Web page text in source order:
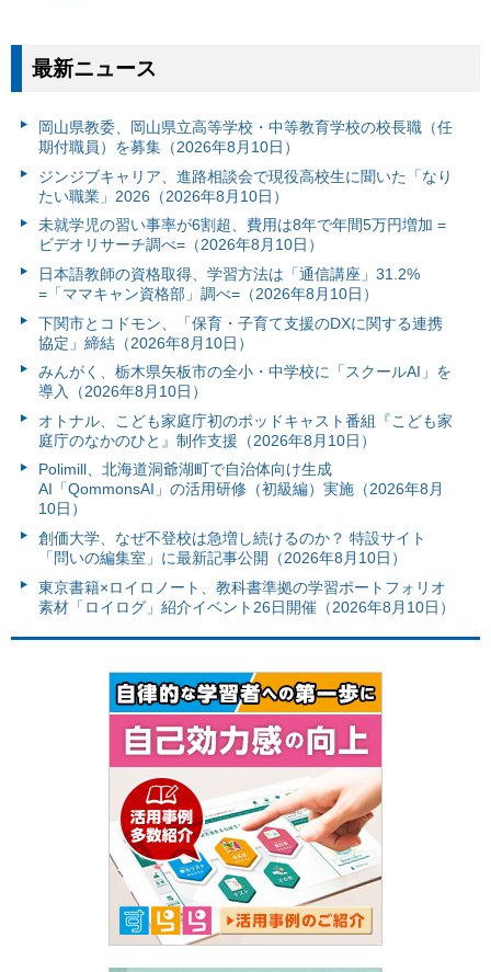
最新ニュース
岡山県教委、岡山県立高等学校・中等教育学校の校長職（任
期付職員）を募集（2026年8月10日）
ジンジブキャリア、進路相談会で現役高校生に聞いた「なり
たい職業」2026（2026年8月10日）
未就学児の習い事率が6割超、費用は8年で年間5万円増加 =
ビデオリサーチ調べ=（2026年8月10日）
日本語教師の資格取得、学習方法は「通信講座」31.2%
=「ママキャン資格部」調べ=（2026年8月10日）
下関市とコドモン、「保育・子育て支援のDXに関する連携
協定」締結（2026年8月10日）
みんがく、栃木県矢板市の全小・中学校に「スクールAI」を
導入（2026年8月10日）
オトナル、こども家庭庁初のポッドキャスト番組『こども家
庭庁のなかのひと』制作支援（2026年8月10日）
Polimill、北海道洞爺湖町で自治体向け生成
AI「QommonsAI」の活用研修（初級編）実施（2026年8月
10日）
創価大学、なぜ不登校は急増し続けるのか？ 特設サイト
「問いの編集室」に最新記事公開（2026年8月10日）
東京書籍×ロイロノート、教科書準拠の学習ポートフォリオ
素材「ロイログ」紹介イベント26日開催（2026年8月10日）